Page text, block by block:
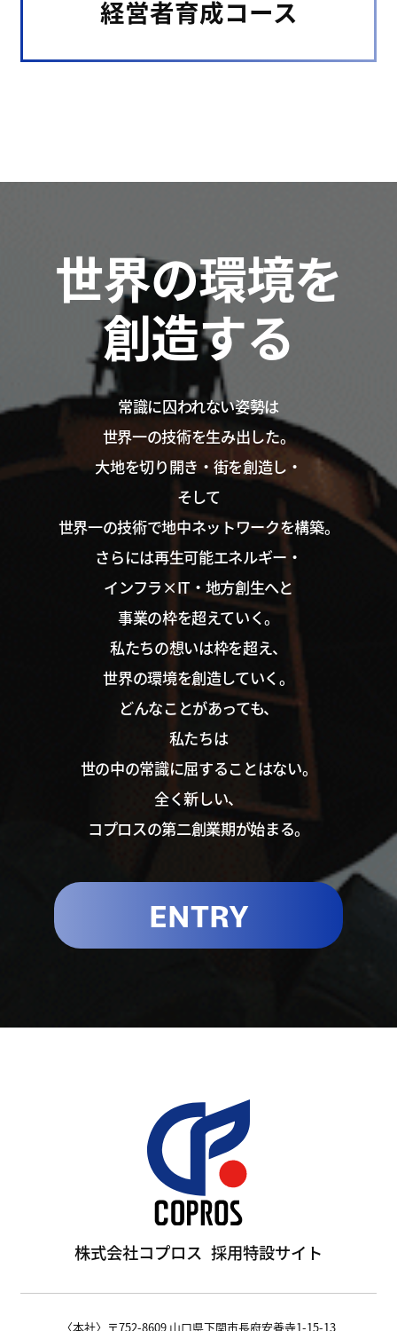
経営者育成コース
世界の環境を
創造する
常識に囚われない姿勢は
世界一の技術を生み出した。
大地を切り開き・街を創造し・
そして
世界一の技術で地中ネットワークを構築。
さらには再生可能エネルギー・
インフラ×IT・地方創生へと
事業の枠を超えていく。
私たちの想いは枠を超え、
世界の環境を創造していく。
どんなことがあっても、
私たちは
世の中の常識に屈することはない。
全く新しい、
コプロスの第二創業期が始まる。
ENTRY
株式会社コプロス 採用特設サイト
〈本社〉〒752-8609 山口県下関市長府安養寺1-15-13